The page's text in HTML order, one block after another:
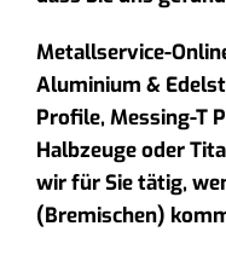
Metallservice-
Aluminium &
Profile, Messing-T
Halbzeuge oder
wir für Sie tätig,
(Bremischen)